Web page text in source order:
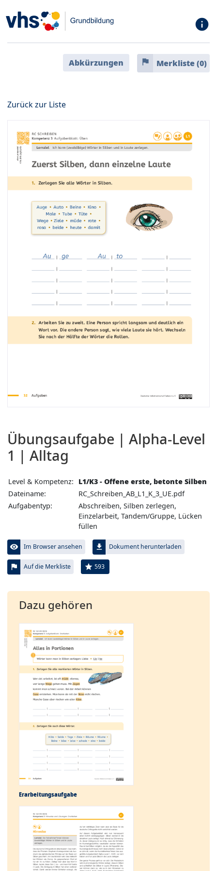
info
Abkürzungen flag Merkliste (0)
Zurück zur Liste
Übungs­aufgabe | Alpha-Level
1 | Alltag
Level & Kompetenz:
L1/K3 - Offene erste, betonte Silben
Dateiname:
RC_Schreiben_AB_L1_K_3_UE.pdf
Aufgabentyp:
Abschreiben, Silben zerlegen,
Einzelarbeit, Tandem/Gruppe, Lücken
füllen
visibility Im Browser ansehen file_download Dokument herunterladen
flag Auf die Merkliste star 593
Dazu gehören
Erarbeitungs­aufgabe